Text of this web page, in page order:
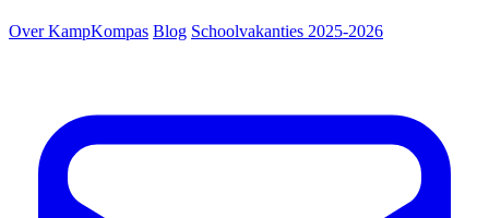
Over KampKompas Blog Schoolvakanties 2025-2026